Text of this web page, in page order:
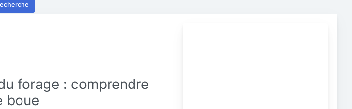
forage : comprendre
boue